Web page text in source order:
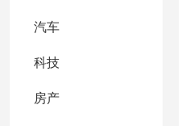
汽车
科技
房产